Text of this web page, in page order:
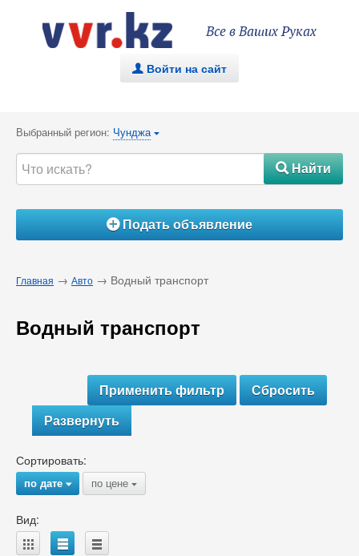
Все в Ваших Руках
. Войти на сайт
Выбранный регион: Чунджа {
#Найти
ÁПодать объявление
Главная → Авто → Водный транспорт
Водный транспорт
Развернуть
Сортировать:
по дате{ по цене {
Вид:
A B C